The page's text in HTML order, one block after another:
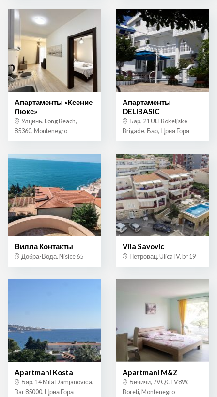
Апартаменты «Ксенис
Люкс»
Улцинь, Long Beach,
85360, Montenegro
Апартаменты
DELIBASIC
Бар, 21 Ul.I Bokeljske
Brigade, Бар, Црна Гора
Вилла Контакты
Добра-Вода, Nisice 65
Vila Savovic
Петровац, Ulica IV, br 19
Apartmani Kosta
Бар, 14 Mila Damjanoviča,
Bar 85000, Црна Гора
Apartmani M&Z
Бечичи, 7VQC+V8W,
Boreti, Montenegro